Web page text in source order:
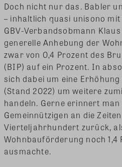
Doch nicht nur das. Babler
– inhaltlich quasi unisono
GBV-Verbandsobmann
generelle Anhebung der
zwar von 0,4 Prozent des
(BIP) auf ein Prozent. In
sich dabei um eine
(Stand 2022) um weitere
handeln. Gerne erinnert
Gemeinnützigen an die
Vierteljahrhundert zurück,
Wohnbauförderung noch 1,4
ausmachte.